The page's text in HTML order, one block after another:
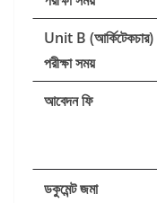
Unit B (আর্কিটেকচার)
পরীক্ষা সময়
আবেদন ফি
ডকুমেন্ট জমা